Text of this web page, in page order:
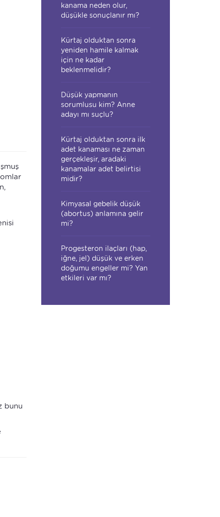
bunu
kanama neden olur,
düşükle sonuçlanır mı?
Kürtaj olduktan sonra
yeniden hamile kalmak
için ne kadar
beklenmelidir?
Düşük yapmanın
sorumlusu kim? Anne
adayı mı suçlu?
Kürtaj olduktan sonra ilk
adet kanaması ne zaman
gerçekleşir, aradaki
kanamalar adet belirtisi
midir?
Kimyasal gebelik düşük
(abortus) anlamına gelir
mi?
Progesteron ilaçları (hap,
iğne, jel) düşük ve erken
doğumu engeller mi? Yan
etkileri var mı?